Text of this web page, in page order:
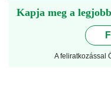
Kapja meg a
A feliratkozással